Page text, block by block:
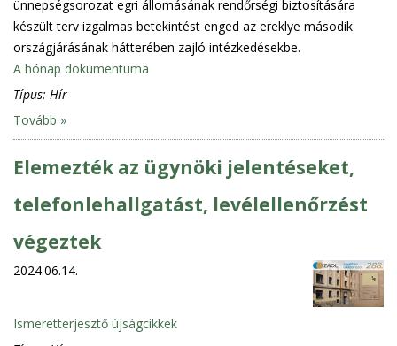
ünnepségsorozat egri állomásának rendőrségi biztosítására
készült terv izgalmas betekintést enged az ereklye második
országjárásának hátterében zajló intézkedésekbe.
A hónap dokumentuma
Típus: Hír
Tovább »
Elemezték az ügynöki jelentéseket,
telefonlehallgatást, levélellenőrzést
végeztek
2024.06.14.
Ismeretterjesztő újságcikkek